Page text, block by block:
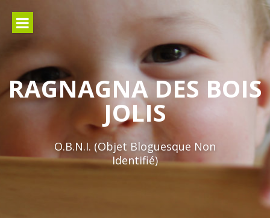
contenu
RAGNAGNA DES BOIS
JOLIS
O.B.N.I. (Objet Bloguesque Non
Identifié)